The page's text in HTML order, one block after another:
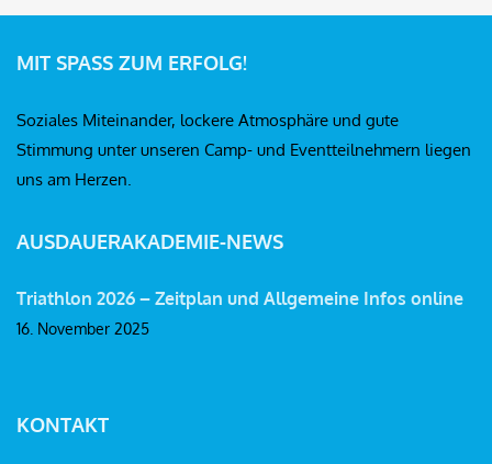
MIT SPASS ZUM ERFOLG!
Soziales Miteinander, lockere Atmosphäre und gute
Stimmung unter unseren Camp- und Eventteilnehmern liegen
uns am Herzen.
AUSDAUERAKADEMIE-NEWS
Triathlon 2026 – Zeitplan und Allgemeine Infos online
16. November 2025
KONTAKT